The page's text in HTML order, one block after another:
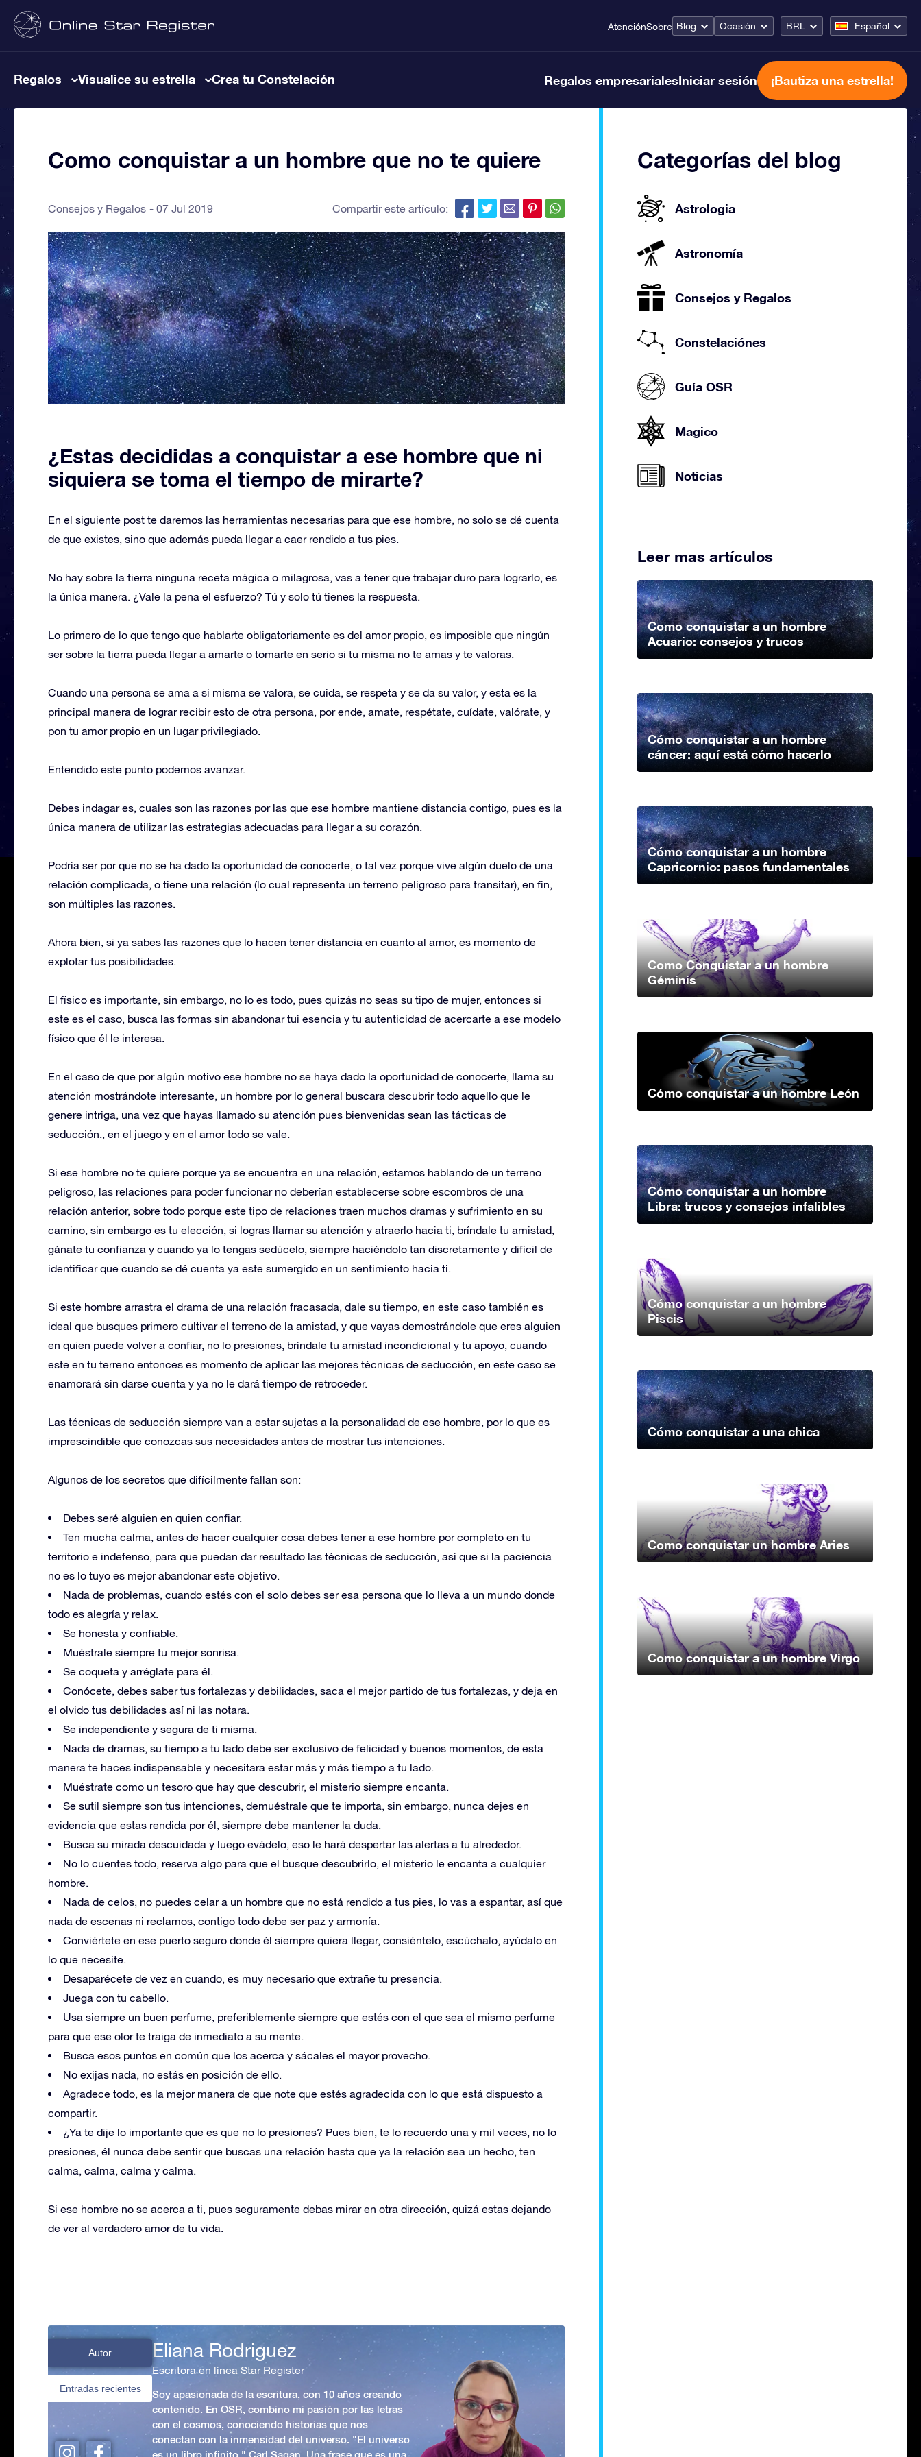
AtenciónSobre Blog Ocasión BRL Español
Regalos Visualice su estrella Crea tu Constelación Regalos empresarialesIniciar sesión ¡Bautiza una estrella!
Como conquistar a un hombre que no te quiere
Consejos y Regalos 07 Jul 2019 Compartir este artículo:
¿Estas decididas a conquistar a ese hombre que ni
siquiera se toma el tiempo de mirarte?
En el siguiente post te daremos las herramientas necesarias para que ese hombre, no solo se dé cuenta
de que existes, sino que además pueda llegar a caer rendido a tus pies.
No hay sobre la tierra ninguna receta mágica o milagrosa, vas a tener que trabajar duro para lograrlo, es
la única manera. ¿Vale la pena el esfuerzo? Tú y solo tú tienes la respuesta.
Lo primero de lo que tengo que hablarte obligatoriamente es del amor propio, es imposible que ningún
ser sobre la tierra pueda llegar a amarte o tomarte en serio si tu misma no te amas y te valoras.
Cuando una persona se ama a si misma se valora, se cuida, se respeta y se da su valor, y esta es la
principal manera de lograr recibir esto de otra persona, por ende, amate, respétate, cuídate, valórate, y
pon tu amor propio en un lugar privilegiado.
Entendido este punto podemos avanzar.
Debes indagar es, cuales son las razones por las que ese hombre mantiene distancia contigo, pues es la
única manera de utilizar las estrategias adecuadas para llegar a su corazón.
Podría ser por que no se ha dado la oportunidad de conocerte, o tal vez porque vive algún duelo de una
relación complicada, o tiene una relación (lo cual representa un terreno peligroso para transitar), en fin,
son múltiples las razones.
Ahora bien, si ya sabes las razones que lo hacen tener distancia en cuanto al amor, es momento de
explotar tus posibilidades.
El físico es importante, sin embargo, no lo es todo, pues quizás no seas su tipo de mujer, entonces si
este es el caso, busca las formas sin abandonar tui esencia y tu autenticidad de acercarte a ese modelo
físico que él le interesa.
En el caso de que por algún motivo ese hombre no se haya dado la oportunidad de conocerte, llama su
atención mostrándote interesante, un hombre por lo general buscara descubrir todo aquello que le
genere intriga, una vez que hayas llamado su atención pues bienvenidas sean las tácticas de
seducción., en el juego y en el amor todo se vale.
Si ese hombre no te quiere porque ya se encuentra en una relación, estamos hablando de un terreno
peligroso, las relaciones para poder funcionar no deberían establecerse sobre escombros de una
relación anterior, sobre todo porque este tipo de relaciones traen muchos dramas y sufrimiento en su
camino, sin embargo es tu elección, si logras llamar su atención y atraerlo hacia ti, bríndale tu amistad,
gánate tu confianza y cuando ya lo tengas sedúcelo, siempre haciéndolo tan discretamente y difícil de
identificar que cuando se dé cuenta ya este sumergido en un sentimiento hacia ti.
Si este hombre arrastra el drama de una relación fracasada, dale su tiempo, en este caso también es
ideal que busques primero cultivar el terreno de la amistad, y que vayas demostrándole que eres alguien
en quien puede volver a confiar, no lo presiones, bríndale tu amistad incondicional y tu apoyo, cuando
este en tu terreno entonces es momento de aplicar las mejores técnicas de seducción, en este caso se
enamorará sin darse cuenta y ya no le dará tiempo de retroceder.
Las técnicas de seducción siempre van a estar sujetas a la personalidad de ese hombre, por lo que es
imprescindible que conozcas sus necesidades antes de mostrar tus intenciones.
Algunos de los secretos que difícilmente fallan son:
Debes seré alguien en quien confiar.
Ten mucha calma, antes de hacer cualquier cosa debes tener a ese hombre por completo en tu
territorio e indefenso, para que puedan dar resultado las técnicas de seducción, así que si la paciencia
no es lo tuyo es mejor abandonar este objetivo.
Nada de problemas, cuando estés con el solo debes ser esa persona que lo lleva a un mundo donde
todo es alegría y relax.
Se honesta y confiable.
Muéstrale siempre tu mejor sonrisa.
Se coqueta y arréglate para él.
Conócete, debes saber tus fortalezas y debilidades, saca el mejor partido de tus fortalezas, y deja en
el olvido tus debilidades así ni las notara.
Se independiente y segura de ti misma.
Nada de dramas, su tiempo a tu lado debe ser exclusivo de felicidad y buenos momentos, de esta
manera te haces indispensable y necesitara estar más y más tiempo a tu lado.
Muéstrate como un tesoro que hay que descubrir, el misterio siempre encanta.
Se sutil siempre son tus intenciones, demuéstrale que te importa, sin embargo, nunca dejes en
evidencia que estas rendida por él, siempre debe mantener la duda.
Busca su mirada descuidada y luego evádelo, eso le hará despertar las alertas a tu alrededor.
No lo cuentes todo, reserva algo para que el busque descubrirlo, el misterio le encanta a cualquier
hombre.
Nada de celos, no puedes celar a un hombre que no está rendido a tus pies, lo vas a espantar, así que
nada de escenas ni reclamos, contigo todo debe ser paz y armonía.
Conviértete en ese puerto seguro donde él siempre quiera llegar, consiéntelo, escúchalo, ayúdalo en
lo que necesite.
Desaparécete de vez en cuando, es muy necesario que extrañe tu presencia.
Juega con tu cabello.
Usa siempre un buen perfume, preferiblemente siempre que estés con el que sea el mismo perfume
para que ese olor te traiga de inmediato a su mente.
Busca esos puntos en común que los acerca y sácales el mayor provecho.
No exijas nada, no estás en posición de ello.
Agradece todo, es la mejor manera de que note que estés agradecida con lo que está dispuesto a
compartir.
¿Ya te dije lo importante que es que no lo presiones? Pues bien, te lo recuerdo una y mil veces, no lo
presiones, él nunca debe sentir que buscas una relación hasta que ya la relación sea un hecho, ten
calma, calma, calma y calma.
Si ese hombre no se acerca a ti, pues seguramente debas mirar en otra dirección, quizá estas dejando
de ver al verdadero amor de tu vida.
Autor
Entradas recientes
Eliana Rodriguez
Escritora en línea Star Register
Soy apasionada de la escritura, con 10 años creando
contenido. En OSR, combino mi pasión por las letras
con el cosmos, conociendo historias que nos
conectan con la inmensidad del universo. "El universo
es un libro infinito." Carl Sagan. Una frase que es una
Categorías del blog
Astrologia
Astronomía
Consejos y Regalos
Constelaciónes
Guía OSR
Magico
Noticias
Leer mas artículos
Como conquistar a un hombre
Acuario: consejos y trucos
Cómo conquistar a un hombre
cáncer: aquí está cómo hacerlo
Cómo conquistar a un hombre
Capricornio: pasos fundamentales
Como Conquistar a un hombre
Géminis
Cómo conquistar a un hombre León
Cómo conquistar a un hombre
Libra: trucos y consejos infalibles
Cómo conquistar a un hombre
Piscis
Cómo conquistar a una chica
Como conquistar un hombre Aries
Como conquistar a un hombre Virgo